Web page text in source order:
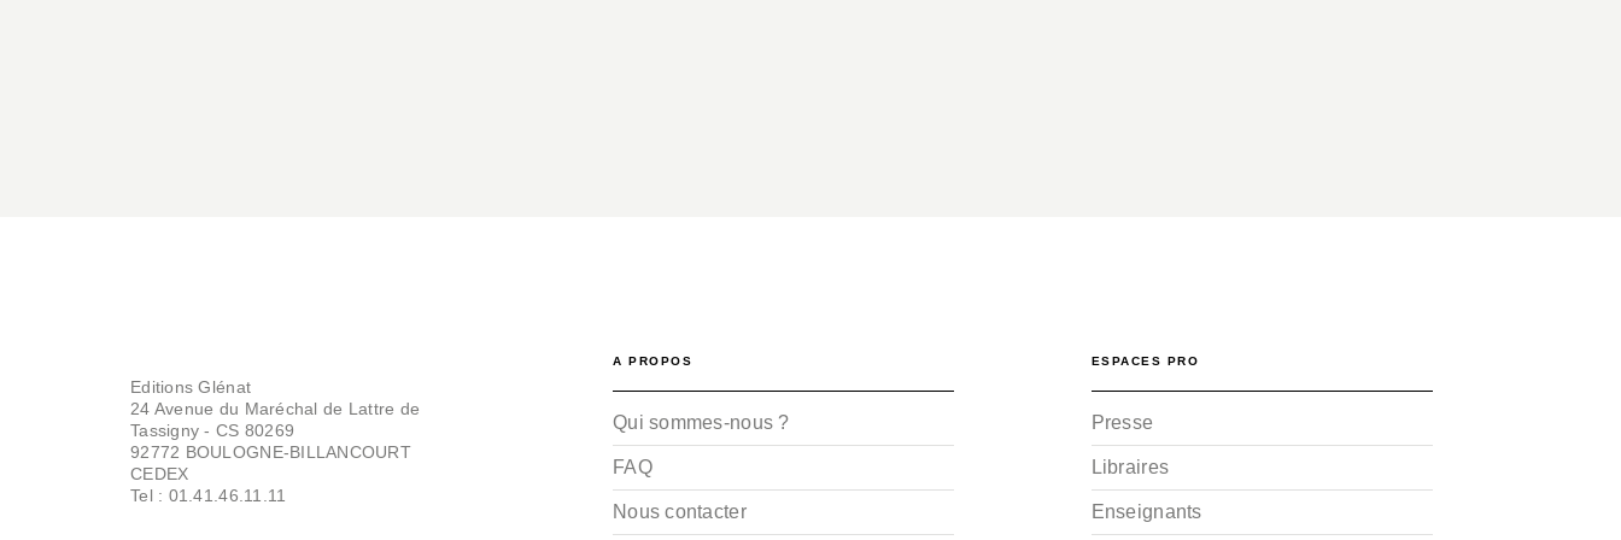
Tome 01
Editions Glénat
24 Avenue du Maréchal de Lattre de
Tassigny - CS 80269
92772 BOULOGNE-BILLANCOURT
CEDEX
Tel : 01.41.46.11.11
A PROPOS
Qui sommes-nous ?
FAQ
Nous contacter
ESPACES PRO
Presse
Libraires
Enseignants